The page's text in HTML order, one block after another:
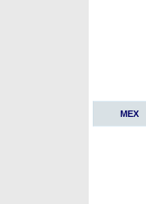
MEX